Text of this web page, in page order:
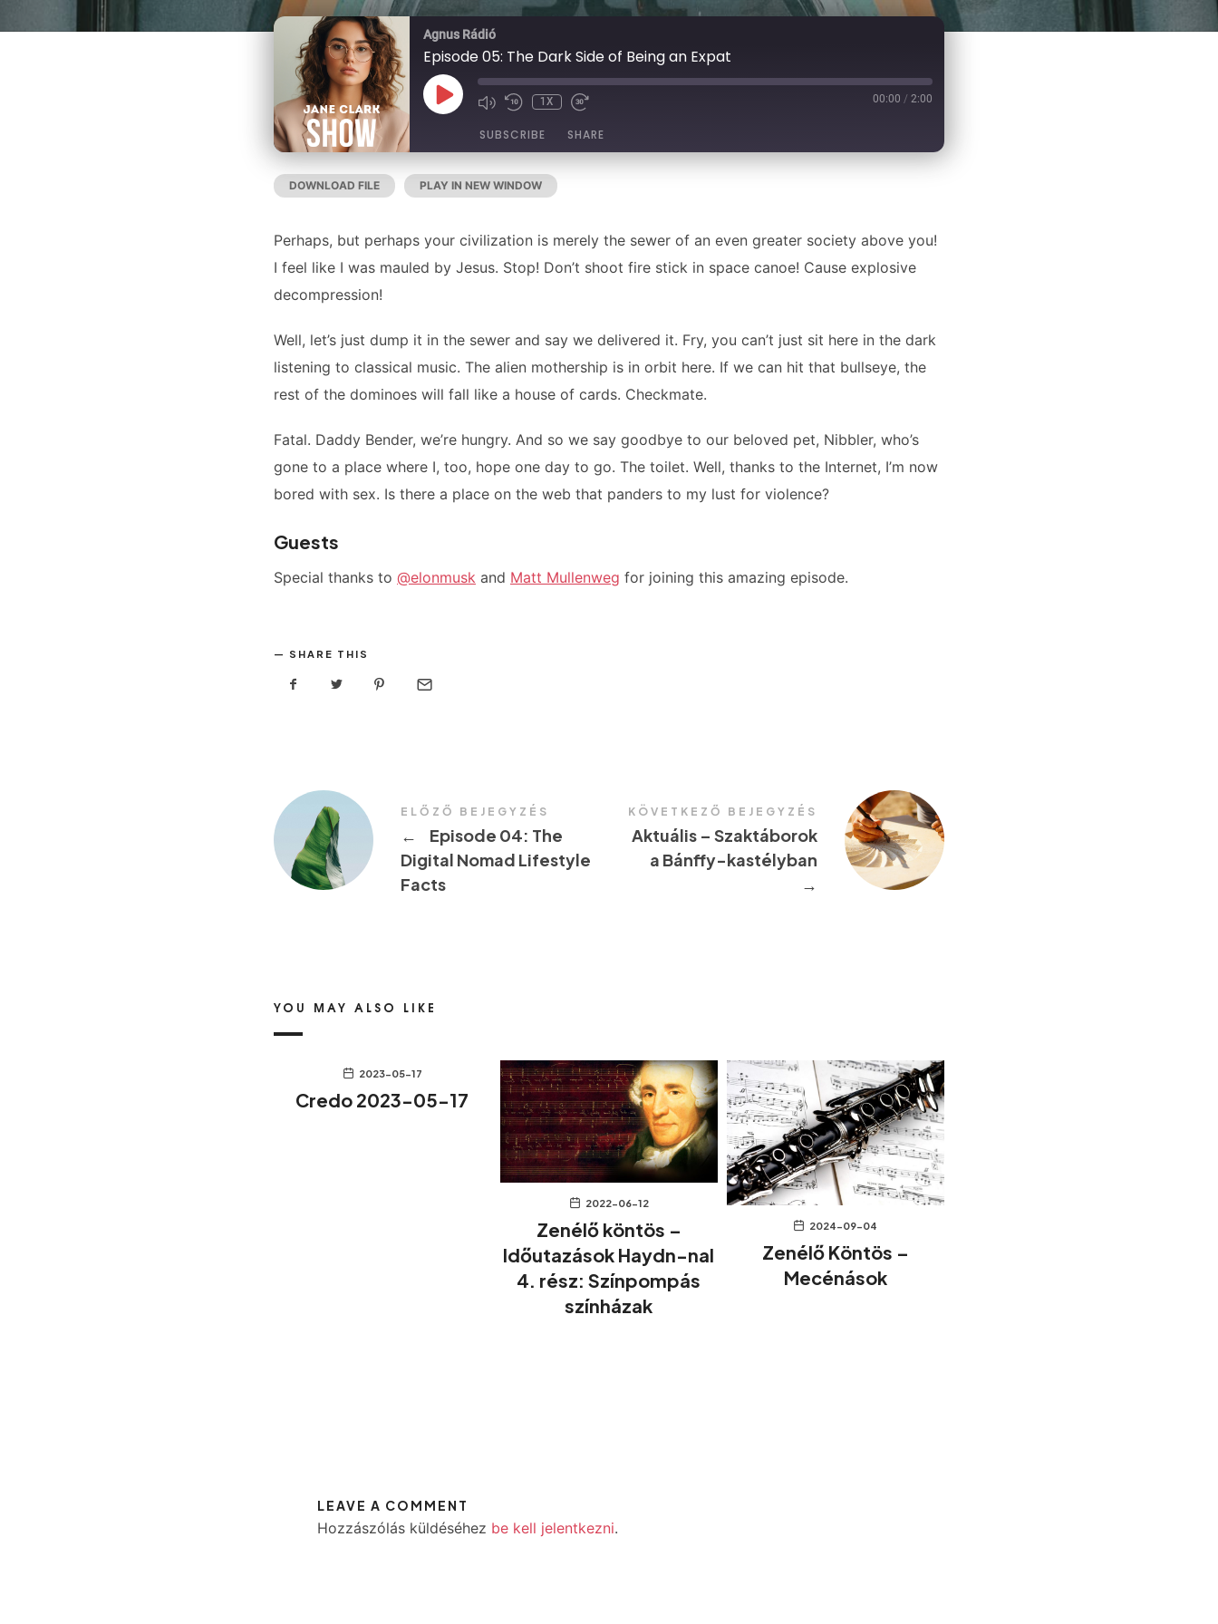
Agnus Rádió
Episode 05: The Dark Side of Being an Expat
PLAY
EPISODE
1X 00:00 / 2:00
SUBSCRIBE SHARE
SHARE
LINK
EMBED
DOWNLOAD FILE PLAY IN NEW WINDOW
Perhaps, but perhaps your civilization is merely the sewer of an even greater society above you!
I feel like I was mauled by Jesus. Stop! Don’t shoot fire stick in space canoe! Cause explosive
decompression!
Well, let’s just dump it in the sewer and say we delivered it. Fry, you can’t just sit here in the dark
listening to classical music. The alien mothership is in orbit here. If we can hit that bullseye, the
rest of the dominoes will fall like a house of cards. Checkmate.
Fatal. Daddy Bender, we’re hungry. And so we say goodbye to our beloved pet, Nibbler, who’s
gone to a place where I, too, hope one day to go. The toilet. Well, thanks to the Internet, I’m now
bored with sex. Is there a place on the web that panders to my lust for violence?
Guests
Special thanks to @elonmusk and Matt Mullenweg for joining this amazing episode.
SHARE THIS
ELŐZŐ BEJEGYZÉS
←
Episode 04: The
Digital Nomad Lifestyle
Facts
KÖVETKEZŐ BEJEGYZÉS
Aktuális – Szaktáborok
a Bánffy-kastélyban
→
YOU MAY ALSO LIKE
2023-05-17
Credo 2023-05-17
2022-06-12
Zenélő köntös –
Időutazások Haydn-nal
4. rész: Színpompás
színházak
2024-09-04
Zenélő Köntös –
Mecénások
LEAVE A COMMENT
Hozzászólás küldéséhez be kell jelentkezni.